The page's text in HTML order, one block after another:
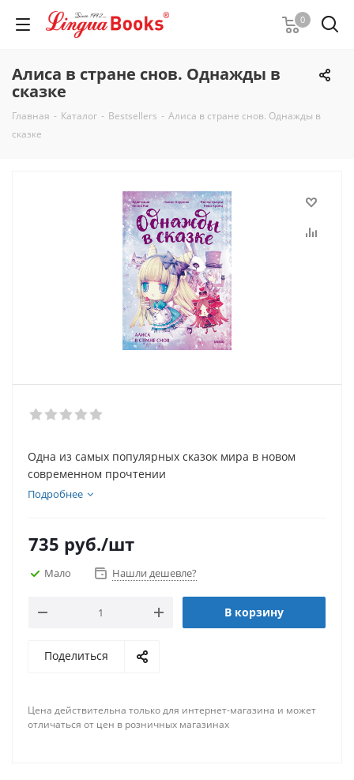
0
Алиса в стране снов. Однажды в
сказке
Главная - Каталог - Bestsellers - Алиса в стране снов. Однажды в
сказке
Одна из самых популярных сказок мира в новом
современном прочтении
Подробнее
735 руб./шт
Мало Нашли дешевле?
В корзину
Поделиться
Цена действительна только для интернет-магазина и может
отличаться от цен в розничных магазинах